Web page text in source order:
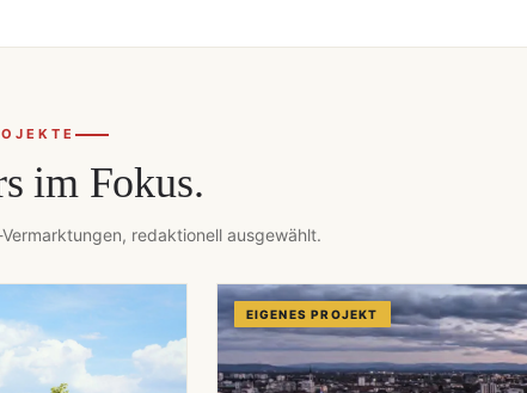
im Fokus.
redaktionell ausgewählt.
EIGENES PROJEKT